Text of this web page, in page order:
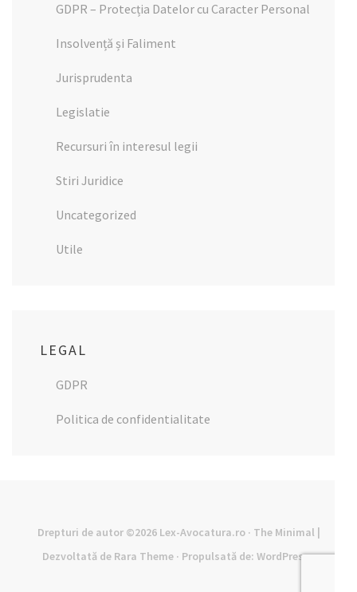
GDPR – Protecția Datelor cu Caracter Personal
Insolvență și Faliment
Jurisprudenta
Legislatie
Recursuri în interesul legii
Stiri Juridice
Uncategorized
Utile
LEGAL
GDPR
Politica de confidentialitate
Drepturi de autor ©2026 Lex-Avocatura.ro· The Minimal |
Dezvoltată de Rara Theme · Propulsată de: WordPress·